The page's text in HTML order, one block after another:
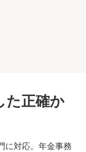
た正確か
に対応。年金事務